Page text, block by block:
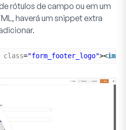
rótulos de campo ou em um
haverá um snippet extra
class="form_footer_logo"><img